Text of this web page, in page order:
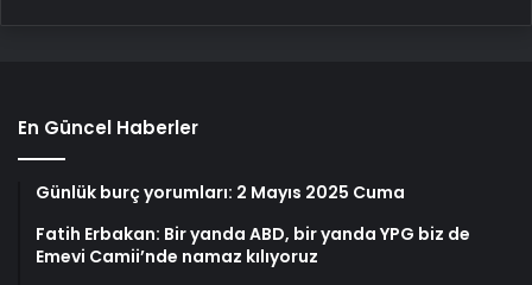
En Güncel Haberler
Günlük burç yorumları: 2 Mayıs 2025 Cuma
Fatih Erbakan: Bir yanda ABD, bir yanda YPG biz de
Emevi Camii’nde namaz kılıyoruz